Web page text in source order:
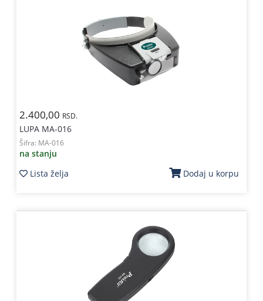
2.400,00 RSD.
LUPA MA-016
Šifra: MA-016
na stanju
Lista želja
Dodaj u korpu